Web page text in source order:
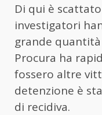
Di qui è
investigatori
grande
Procura ha
fossero altre
detenzione è
di recidiva.